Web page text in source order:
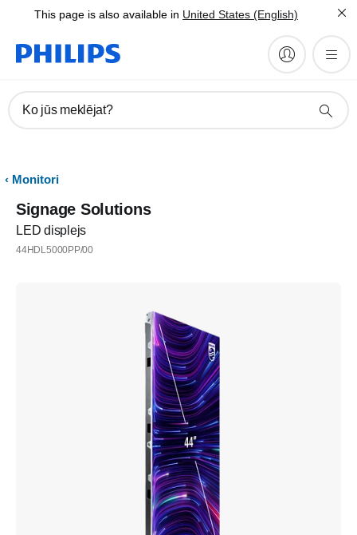
This page is also available in United States (English)
Ko jūs meklējat?
Monitori
Signage Solutions
LED displejs
44HDL5000PP/00